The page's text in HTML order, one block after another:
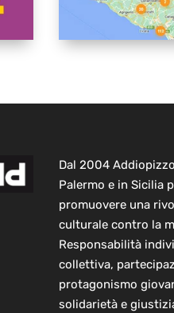
Dal 2004
Palermo e in Sicilia
promuovere una
culturale contro la
Responsabilità
collettiva,
protagonismo
solidarietà e